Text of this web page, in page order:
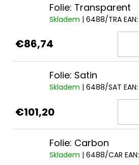
Folie: Transparent
Skladem | 6488/TRA EAN:
€86,74
Folie: Satin
Skladem | 6488/SAT EAN:
€101,20
Folie: Carbon
Skladem | 6488/CAR EAN: